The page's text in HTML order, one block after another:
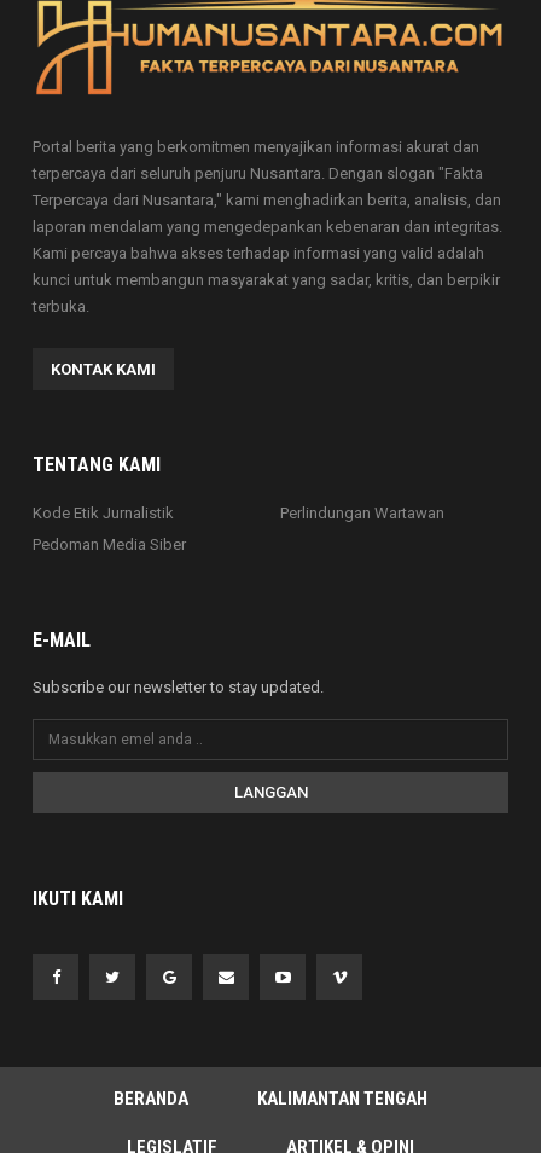
Portal berita yang berkomitmen menyajikan informasi akurat dan
terpercaya dari seluruh penjuru Nusantara. Dengan slogan "Fakta
Terpercaya dari Nusantara," kami menghadirkan berita, analisis, dan
laporan mendalam yang mengedepankan kebenaran dan integritas.
Kami percaya bahwa akses terhadap informasi yang valid adalah
kunci untuk membangun masyarakat yang sadar, kritis, dan berpikir
terbuka.
KONTAK KAMI
TENTANG KAMI
Kode Etik Jurnalistik
Pedoman Media Siber
Perlindungan Wartawan
E-MAIL
Subscribe our newsletter to stay updated.
LANGGAN
IKUTI KAMI
BERANDA KALIMANTAN TENGAH
LEGISLATIF ARTIKEL & OPINI